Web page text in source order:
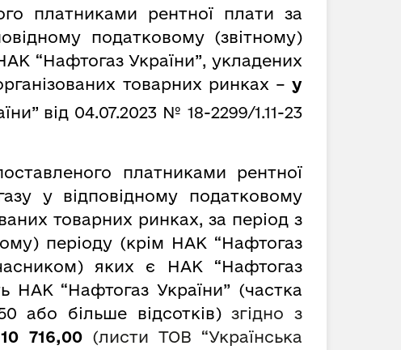
платниками рентної плати за
податковому (звітному)
“Нафтогаз України”, укладених
товарних ринках – у
від 04.07.2023 № 18-2299/1.11-23
платниками рентної
у відповідному податковому
товарних ринках, за період з
періоду (крім НАК “Нафтогаз
яких є НАК “Нафтогаз
НАК “Нафтогаз України” (частка
або більше відсотків)згідно з
716,00 (листи ТОВ “Українська